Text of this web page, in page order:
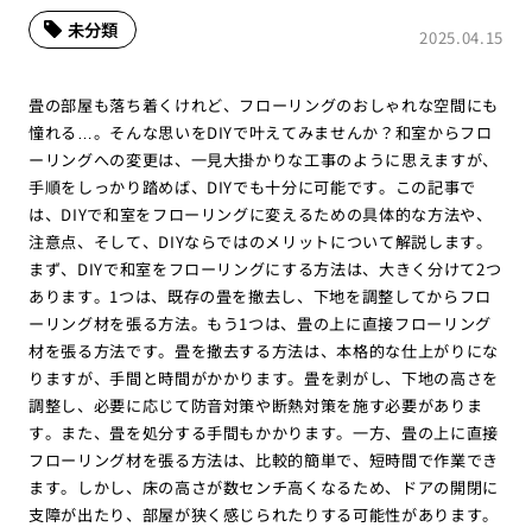
2025.04.15
未分類
畳の部屋も落ち着くけれど、フローリングのおしゃれな空間にも
憧れる…。そんな思いをDIYで叶えてみませんか？和室からフロ
ーリングへの変更は、一見大掛かりな工事のように思えますが、
手順をしっかり踏めば、DIYでも十分に可能です。この記事で
は、DIYで和室をフローリングに変えるための具体的な方法や、
注意点、そして、DIYならではのメリットについて解説します。
まず、DIYで和室をフローリングにする方法は、大きく分けて2つ
あります。1つは、既存の畳を撤去し、下地を調整してからフロ
ーリング材を張る方法。もう1つは、畳の上に直接フローリング
材を張る方法です。畳を撤去する方法は、本格的な仕上がりにな
りますが、手間と時間がかかります。畳を剥がし、下地の高さを
調整し、必要に応じて防音対策や断熱対策を施す必要がありま
す。また、畳を処分する手間もかかります。一方、畳の上に直接
フローリング材を張る方法は、比較的簡単で、短時間で作業でき
ます。しかし、床の高さが数センチ高くなるため、ドアの開閉に
支障が出たり、部屋が狭く感じられたりする可能性があります。